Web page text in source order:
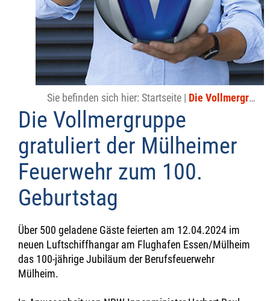
Sie befinden sich hier: Startseite | Die Vollmergruppe gratuliert der Mülheimer Feuerwehr zum 100. Geburtstag
Die Vollmergruppe
gratuliert der Mülheimer
Feuerwehr zum 100.
Geburtstag
Über 500 geladene Gäste feierten am 12.04.2024 im
neuen Luftschiffhangar am Flughafen Essen/Mülheim
das 100-jährige Jubiläum der Berufsfeuerwehr
Mülheim.